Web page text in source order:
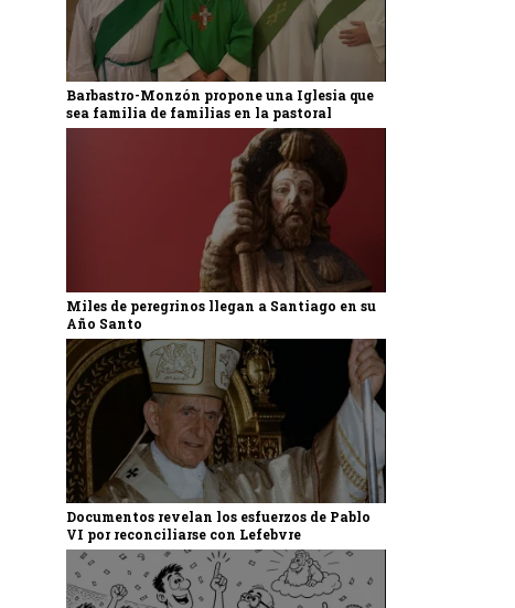
Barbastro-Monzón propone una Iglesia que
sea familia de familias en la pastoral
Miles de peregrinos llegan a Santiago en su
Año Santo
Documentos revelan los esfuerzos de Pablo
VI por reconciliarse con Lefebvre